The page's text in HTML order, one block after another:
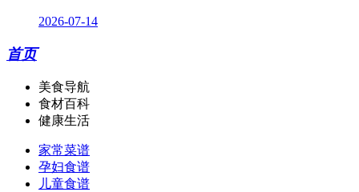
2026-07-14
首页
美食导航
食材百科
健康生活
家常菜谱
孕妇食谱
儿童食谱